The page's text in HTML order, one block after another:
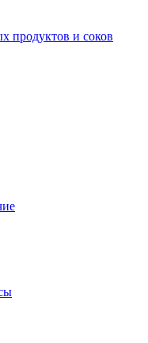
продуктов и соков